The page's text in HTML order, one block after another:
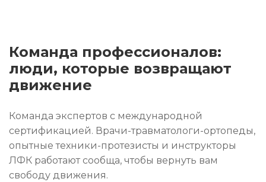
Команда профессионалов:
люди, которые возвращают
движение
Команда экспертов с международной
сертификацией. Врачи-травматологи-ортопеды,
опытные техники-протезисты и инструкторы
ЛФК работают сообща, чтобы вернуть вам
свободу движения.